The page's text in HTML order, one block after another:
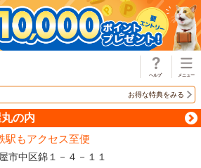
お得な特典をみる
の内
駅もアクセス至便
市中区錦１－４－１１